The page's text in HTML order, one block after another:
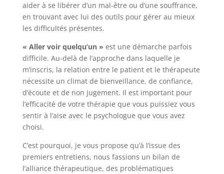
aider à se libérer d’un mal-être ou d’une souffrance,
en trouvant avec lui des outils pour gérer au mieux
les difficultés présentes.
« Aller voir quelqu’un » est une démarche parfois
difficile. Au-delà de l’approche dans laquelle je
m’inscris, la relation entre le patient et le thérapeute
nécessite un climat de bienveillance, de confiance,
d’écoute et de non jugement. ​Il est important pour
l’efficacité de votre thérapie que vous puissiez vous
sentir à l’aise avec le psychologue que vous avez
choisi.
C’est pourquoi, je vous propose qu’à l’issue des
premiers entretiens, nous fassions un bilan de
l’alliance thérapeutique, des problématiques